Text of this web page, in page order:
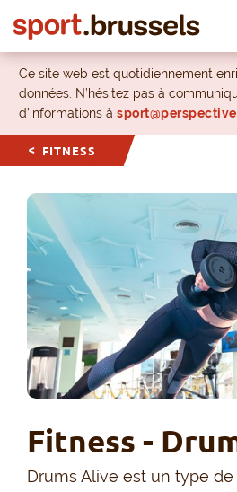
Ce site web est quotidiennement
données. N’hésitez pas à
d’informations à
FITNESS
Fitness -
Drums Alive est un type